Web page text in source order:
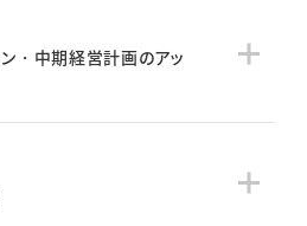
ーゲットの強化
・中期経営計画のアッ
直し、具体的施施策の１つに「中